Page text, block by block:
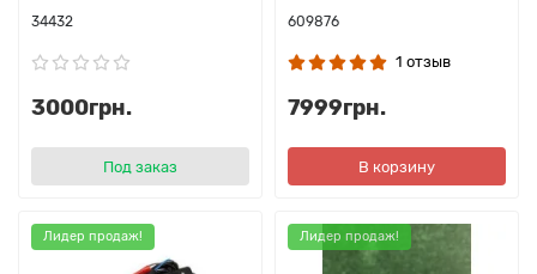
34432
3000грн.
Под заказ
609876
1 отзыв
7999грн.
В корзину
Лидер продаж! Лидер продаж!